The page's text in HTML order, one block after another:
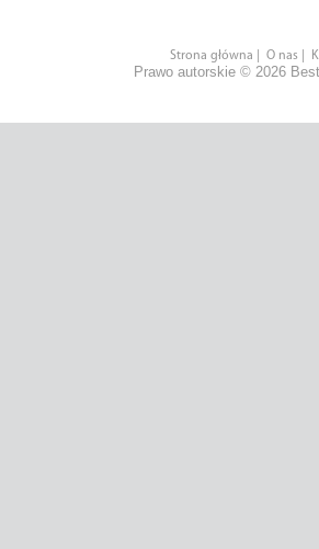
Strona główna O nas
Prawo autorskie © 2026